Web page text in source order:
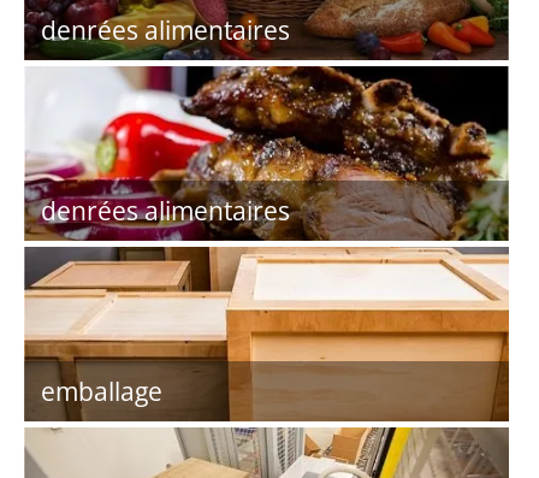
denrées alimentaires
denrées alimentaires
emballage